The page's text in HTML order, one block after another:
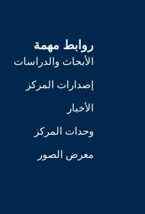
روابط مهمة
الأبحاث والدراسات
إصدارات المركز
الأخبار
وحدات المركز
معرض الصور